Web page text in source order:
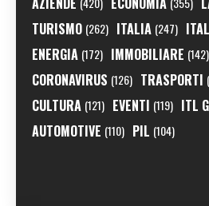
TURISMO (262) ITALIA (247)
ENERGIA (172) IMMOBILIARE (142)
CORONAVIRUS (126) TRASPORTI
CULTURA (121) EVENTI (119) ITL
AUTOMOTIVE (110) PIL (104)